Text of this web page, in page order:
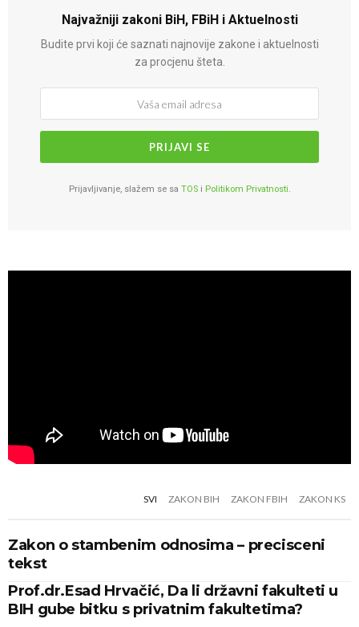
Najvažniji zakoni BiH, FBiH i Aktuelnosti
Budite prvi koji će saznati najnovije zakone i aktuelnosti
za procjenu šteta.
Prijavljivanje, slažem se sa TOSi Politikom Privatnosti.
SVI ZAKON BIH ZAKON FBIH ZAKON KS
Zakon o stambenim odnosima – precisceni
tekst
Prof.dr.Esad Hrvačić, Da li državni fakulteti u
BIH gube bitku s privatnim fakultetima?